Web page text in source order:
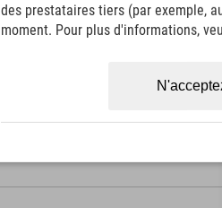
longueur
des prestataires tiers (par exemple,
moment. Pour plus d'informations,